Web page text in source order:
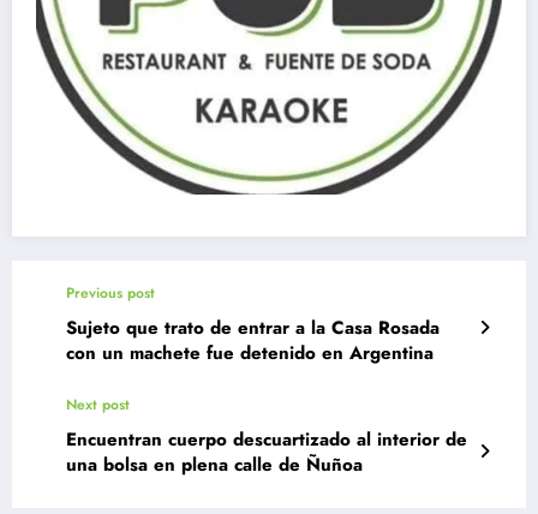
Previous post
Sujeto que trato de entrar a la Casa Rosada
con un machete fue detenido en Argentina
Next post
Encuentran cuerpo descuartizado al interior de
una bolsa en plena calle de Ñuñoa